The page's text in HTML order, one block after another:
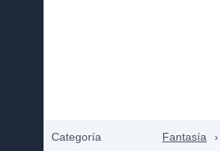
Categoría Fantasía ›